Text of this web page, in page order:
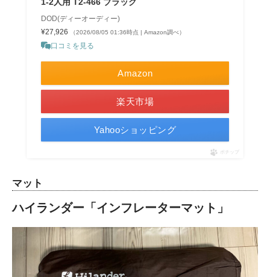
DOD(ディーオーディー)
¥27,926
（2026/08/05 01:36時点 | Amazon調べ）
口コミを見る
Amazon
楽天市場
Yahooショッピング
ポチップ
マット
ハイランダー「インフレーターマット」